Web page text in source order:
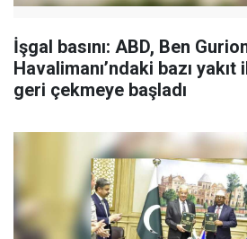
İşgal basını: ABD, Ben
Havalimanı’ndaki bazı yakıt
geri çekmeye başladı